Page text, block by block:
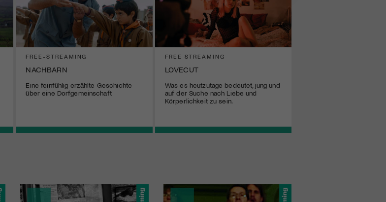
FREE-STREAMING
NACHBARN
Eine feinfühlig erzählte Geschichte
über eine Dorfgemeinschaft
FREE STREAMING
LOVECUT
Was es heutzutage bedeutet, jung und
auf der Suche nach Liebe und
Körperlichkeit zu sein.